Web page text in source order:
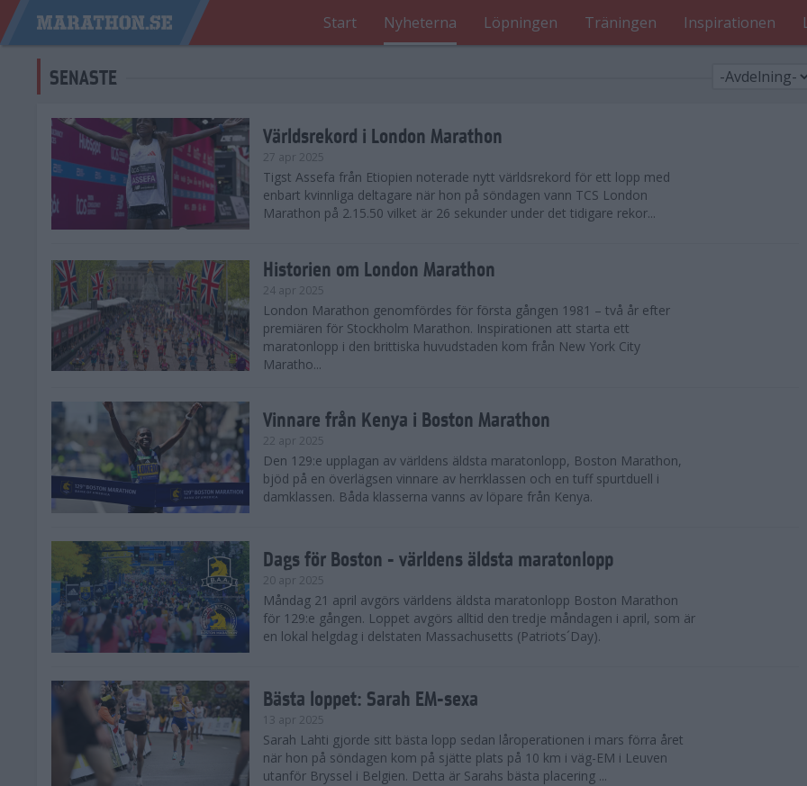
Start Nyheterna Löpningen Träningen Inspirationen
SENASTE
Världsrekord i London Marathon
27 apr 2025
Tigst Assefa från Etiopien noterade nytt världsrekord för ett lopp med
enbart kvinnliga deltagare när hon på söndagen vann TCS London
Marathon på 2.15.50 vilket är 26 sekunder under det tidigare rekor...
Historien om London Marathon
24 apr 2025
London Marathon genomfördes för första gången 1981 – två år efter
premiären för Stockholm Marathon. Inspirationen att starta ett
maratonlopp i den brittiska huvudstaden kom från New York City
Maratho...
Vinnare från Kenya i Boston Marathon
22 apr 2025
Den 129:e upplagan av världens äldsta maratonlopp, Boston Marathon,
bjöd på en överlägsen vinnare av herrklassen och en tuff spurtduell i
damklassen. Båda klasserna vanns av löpare från Kenya.
Dags för Boston - världens äldsta maratonlopp
20 apr 2025
Måndag 21 april avgörs världens äldsta maratonlopp Boston Marathon
för 129:e gången. Loppet avgörs alltid den tredje måndagen i april, som är
en lokal helgdag i delstaten Massachusetts (Patriots´Day).
Bästa loppet: Sarah EM-sexa
13 apr 2025
Sarah Lahti gjorde sitt bästa lopp sedan låroperationen i mars förra året
när hon på söndagen kom på sjätte plats på 10 km i väg-EM i Leuven
utanför Bryssel i Belgien. Detta är Sarahs bästa placering ...